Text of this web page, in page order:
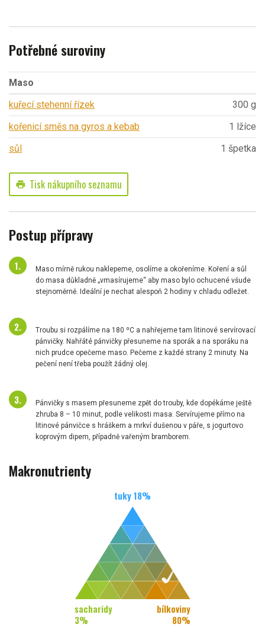
Potřebné suroviny
Maso
kuřecí stehenní řízek
300 g
kořenicí směs na gyros a kebab
1 lžíce
sůl
1 špetka
print Tisk nákupního seznamu
Postup přípravy
Maso mírně rukou naklepeme, osolíme a okořeníme. Koření a sůl
do masa důkladně „vmasírujeme“ aby maso bylo ochucené všude
stejnoměrně. Ideální je nechat alespoň 2 hodiny v chladu odležet.
Troubu si rozpálíme na 180 ºC a nahřejeme tam litinové servírovací
pánvičky. Nahřáté pánvičky přesuneme na sporák a na sporáku na
nich prudce opečeme maso. Pečeme z každé strany 2 minuty. Na
pečení není třeba použít žádný olej.
Pánvičky s masem přesuneme zpět do trouby, kde dopékáme ještě
zhruba 8 – 10 minut, podle velikosti masa. Servírujeme přímo na
litinové pánvičce s hráškem a mrkví dušenou v páře, s jogurtovo
koprovým dipem, případně vařeným bramborem.
Makronutrienty
tuky18%
sacharidy
3%
bílkoviny
80%